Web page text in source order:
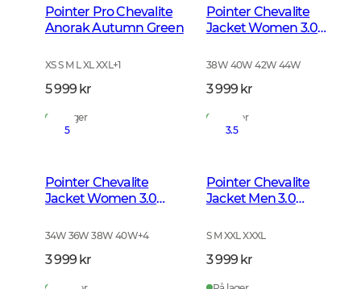
Pointer Pro Chevalite
Anorak Autumn Green
XS S M L XL XXL+1
5 999 kr
På lager
Pointer Chevalite
Jacket Women 3.0
38W 40W 42W 44W
3 999 kr
På lager
5
Pointer Chevalite
Jacket Women 3.0
34W 36W 38W 40W+4
3 999 kr
3.5
Pointer Chevalite
Jacket Men 3.0
S M XXL XXXL
3 999 kr